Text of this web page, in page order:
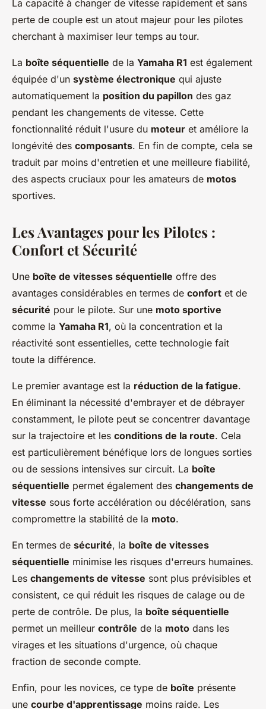
La capacité à changer de vitesse rapidement et sans
perte de couple est un atout majeur pour les pilotes
cherchant à maximiser leur temps au tour.
La boîte séquentielle de la Yamaha R1 est également
équipée d'un système électronique qui ajuste
automatiquement la position du papillon des gaz
pendant les changements de vitesse. Cette
fonctionnalité réduit l'usure du moteur et améliore la
longévité des composants. En fin de compte, cela se
traduit par moins d'entretien et une meilleure fiabilité,
des aspects cruciaux pour les amateurs de motos
sportives.
Les Avantages pour les Pilotes :
Confort et Sécurité
Une boîte de vitesses séquentielle offre des
avantages considérables en termes de confort et de
sécurité pour le pilote. Sur une moto sportive
comme la Yamaha R1, où la concentration et la
réactivité sont essentielles, cette technologie fait
toute la différence.
Le premier avantage est la réduction de la fatigue.
En éliminant la nécessité d'embrayer et de débrayer
constamment, le pilote peut se concentrer davantage
sur la trajectoire et les conditions de la route. Cela
est particulièrement bénéfique lors de longues sorties
ou de sessions intensives sur circuit. La boîte
séquentielle permet également des changements de
vitesse sous forte accélération ou décélération, sans
compromettre la stabilité de la moto.
En termes de sécurité, la boîte de vitesses
séquentielle minimise les risques d'erreurs humaines.
Les changements de vitesse sont plus prévisibles et
consistent, ce qui réduit les risques de calage ou de
perte de contrôle. De plus, la boîte séquentielle
permet un meilleur contrôle de la moto dans les
virages et les situations d'urgence, où chaque
fraction de seconde compte.
Enfin, pour les novices, ce type de boîte présente
une courbe d'apprentissage moins raide. Les